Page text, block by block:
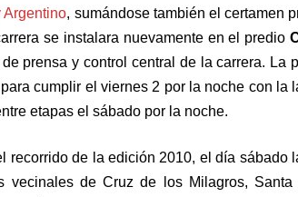
Argentino, sumándose también el certamen
se instalara nuevamente en el predio
prensa y control central de la carrera. La
cumplir el viernes 2 por la noche con la
etapas el sábado por la noche.
recorrido de la edición 2010, el día sábado
vecinales de Cruz de los Milagros,